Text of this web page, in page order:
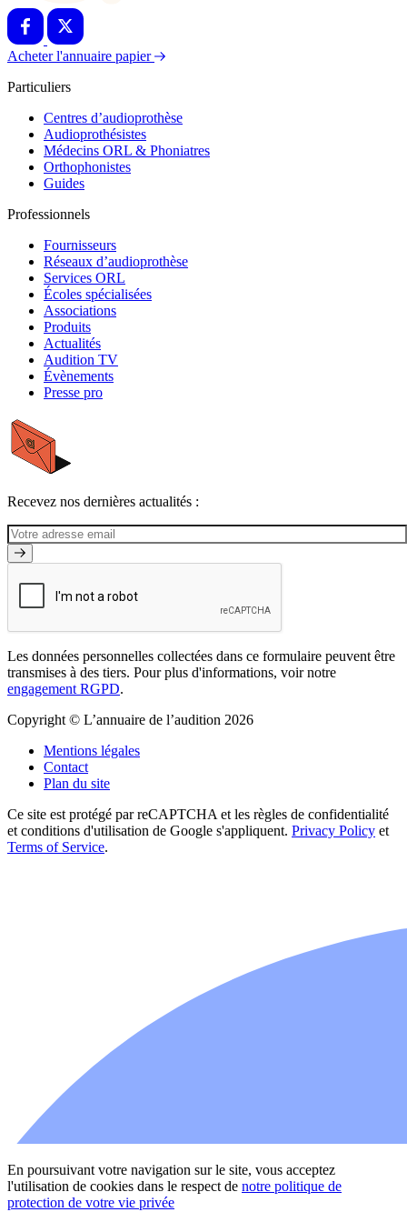
Contour (BTE)
Ecouteur déporté (RITE)
Acheter l'annuaire papier
Particuliers
Centres d’audioprothèse
Audioprothésistes
Médecins ORL & Phoniatres
Orthophonistes
Guides
Professionnels
Fournisseurs
Réseaux d’audioprothèse
Services ORL
Écoles spécialisées
Associations
Produits
Actualités
Audition TV
Évènements
Presse pro
Recevez nos dernières actualités :
Les données personnelles collectées dans ce formulaire peuvent être
transmises à des tiers. Pour plus d'informations, voir notre
engagement RGPD.
Copyright © L’annuaire de l’audition 2026
Mentions légales
Contact
Plan du site
Ce site est protégé par reCAPTCHA et les règles de confidentialité
et conditions d'utilisation de Google s'appliquent. Privacy Policy et
Terms of Service.
En poursuivant votre navigation sur le site, vous acceptez
l'utilisation de cookies dans le respect de notre politique de
protection de votre vie privée